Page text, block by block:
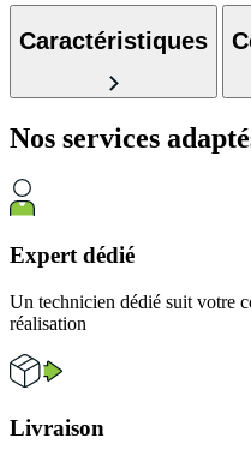
Caractéristiques
Nos services
Expert dédié
Un technicien dédié suit votre
réalisation
Livraison